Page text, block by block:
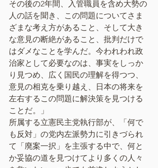
その後の2年間、入管職員を含め大勢の
人の話を聞き、この問題についてさま
ざまな考え方があること、そして大き
な意見の断絶があること、批判だけで
はダメなことを学んだ。今われわれ政
治家として必要なのは、事実をしっか
り見つめ、広く国民の理解を得つつ、
意見の相克を乗り越え、日本の将来を
左右するこの問題に解決策を見つける
ことだ。」
所属する立憲民主党執行部が、「何で
も反対」の党内左派勢力に引きづられ
て「廃案一択」を主張する中で、何と
か妥協の道を見つけてより多くの人々